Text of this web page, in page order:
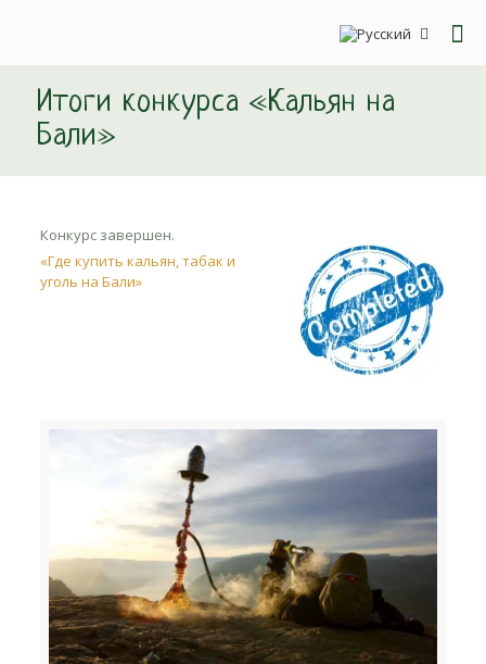
Итоги конкурса «Кальян на
Бали»
Конкурс завершен.
«Где купить кальян, табак и
уголь на Бали»